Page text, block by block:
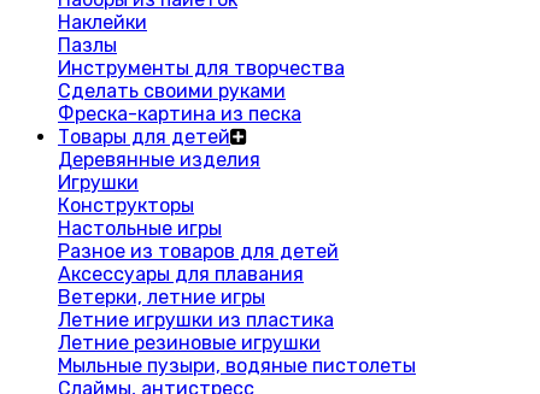
Наклейки
Пазлы
Инструменты для творчества
Сделать своими руками
Фреска-картина из песка
Товары для детей
Деревянные изделия
Игрушки
Конструкторы
Настольные игры
Разное из товаров для детей
Аксессуары для плавания
Ветерки, летние игры
Летние игрушки из пластика
Летние резиновые игрушки
Мыльные пузыри, водяные пистолеты
Слаймы, антистресс